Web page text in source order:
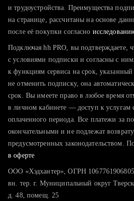
тратите много времени на
хотите сравнить себя с
и трудоустройства. Преимущества
на странице, рассчитаны на основе
после её покупки согласно
Подключая hh PRO, вы подтверждаете,
с условиями подписки и согласны с
к функциям сервиса на срок,
не отменить подписку, она
срок. Вы имеете право в любое время
в личном кабинете — доступ к услугам
оплаченного периода. Все платежи за
окончательными и не подлежат
предусмотренных законодательством.
в оферте
ООО «Хэдхантер», ОГРН
вн. тер. г. Муниципальный округ
д. 48, помещ. 25